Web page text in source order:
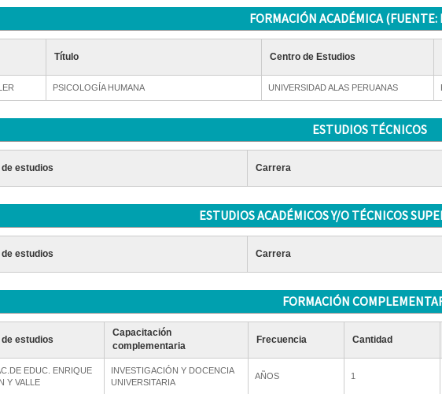
FORMACIÓN ACADÉMICA (FUENTE:
Título Centro de Estudios
PSICOLOGÍA HUMANA UNIVERSIDAD ALAS PERUANAS
ESTUDIOS TÉCNICOS
estudios Carrera
ESTUDIOS ACADÉMICOS Y/O TÉCNICOS
estudios Carrera
FORMACIÓN
estudios
Capacitación
complementaria
Frecuencia Cantidad
EDUC. ENRIQUE
Y VALLE
INVESTIGACIÓN Y DOCENCIA
UNIVERSITARIA
AÑOS 1